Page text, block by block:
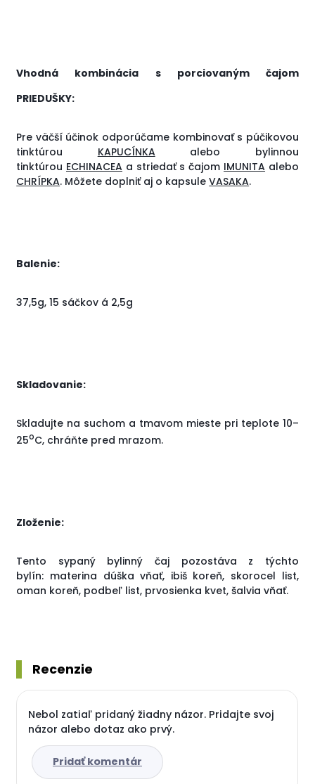
Vhodná kombinácia s porciovaným čajom
PRIEDUŠKY:
Pre väčší účinok odporúčame kombinovať s púčikovou
tinktúrou KAPUCÍNKAalebo bylinnou
tinktúrou ECHINACEA a striedať s čajom IMUNITA alebo
CHRÍPKA. Môžete doplniť aj o kapsuleVASAKA.
Balenie:
37,5g, 15 sáčkov á 2,5g
Skladovanie:
Skladujte na suchom a tmavom mieste pri teplote 10–
25oC, chráňte pred mrazom.
Zloženie:
Tento sypaný bylinný čaj pozostáva z týchto
bylín: materina dúška vňať, ibiš koreň, skorocel list,
oman koreň, podbeľ list, prvosienka kvet, šalvia vňať.
Recenzie
Nebol zatiaľ pridaný žiadny názor. Pridajte svoj
názor alebo dotaz ako prvý.
Pridať komentár